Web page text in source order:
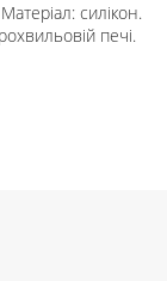
силікон.
печі.